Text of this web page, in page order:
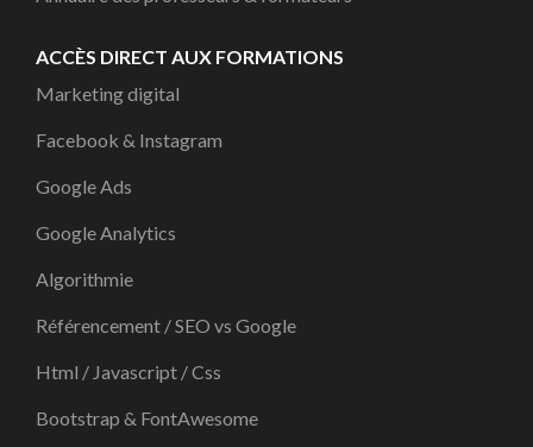
ACCÈS DIRECT AUX FORMATIONS
Marketing digital
Facebook & Instagram
Google Ads
Google Analytics
Algorithmie
Référencement / SEO vs Google
Html / Javascript / Css
Bootstrap & FontAwesome